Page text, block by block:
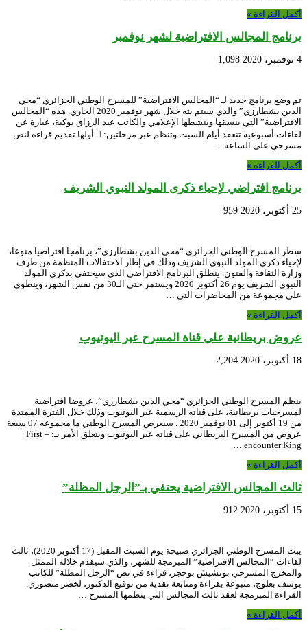
أكمل القراءة »
برنامج المجالس الافتراضية لشهر نوفمبر
4 نوفمبر، 2020 1,098
تم وضع برنامج جديد لـ “المجالس الافتراضية” للمسرح الوطني الجزائري “محي
الدين بشطارزي” والذي سيتم بثه خلال شهر نوفمبر 2020 الجاري. هذه “المجالس
الافتراضية” التي ينسقها وينشطها الإعلامي والكاتب عبد الرزاق بوكبة، عبارة عن
لقاءات أسبوعية تنعقد أيام السبت وتنظم عبر مرحلتين:  أولها تقديم قراءة لنص
مسرحي على الساعة …
أكمل القراءة »
برنامج افتراضي لإحياء ذكرى المولد النبوي الشريف
25 أكتوبر، 2020 959
سطر المسرح الوطني الجزائري “محي الدين بشطارزي”، برنامجا افتراضيا منوعا،
لإحياء ذكرى المولد النبوي الشريف وذلك في إطار الاحتفالات المنظمة من طرف
وزارة الثقافة والفنون. ينطلق البرنامج الافتراضي الذي سيحتفي بذكرى المولد
النبوي الشريف يوم 26 أكتوبر 2020 ويستمر حتى الـ30 من نفس الشهر، وينطوي
على مجموعة من المحاضرات التي …
أكمل القراءة »
عروض بريطانية على قناة المسرح عبر اليوتيوب
18 أكتوبر، 2020 2,204
ينظم المسرح الوطني الجزائري “محي الدين بشطارزي”، عروضا افتراضية
لمسرحيات بريطانية، على قناته الرسمية عبر اليوتيوب وذلك خلال الفترة الممتدة
من 19 أكتوبر إلى 01 نوفمبر 2020 . سيعرض المسرح الوطني ما مجموعه 07 سبعة
عروض من المسرح البريطاني على قناته عبر اليوتيوب ويتعلق الأمر بـ: – First
encounter King …
أكمل القراءة »
ثالث المجالس الافتراضية يحتفي بـ”الرجل المظلة”
15 أكتوبر، 2020 912
يبث المسرح الوطني الجزائري صبيحة يوم السبت المقبل (17 أكتوبر 2020)، ثالث
لقاءات “المجالس الافتراضية” المبرمجة للشهر، والذي سيقدم خلاله الممثل
والمخرج المسرحي بوتشيش بوحجر، قراءة في نص “الرجل المظلة” للكاتب
يوسف بعلوج، متبوعة بقراءة ومتابعة نقدية من توقيع الدكتور، لخضر منصوري.
القراءة المبرمجة لعقد ثالث المجالس التي ينظمها المسرح …
أكمل القراءة »